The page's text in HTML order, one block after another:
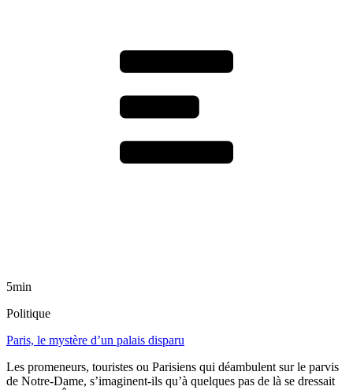
5min
Politique
Paris, le mystère d’un palais disparu
Les promeneurs, touristes ou Parisiens qui déambulent sur le parvis
de Notre-Dame, s’imaginent-ils qu’à quelques pas de là se dressait